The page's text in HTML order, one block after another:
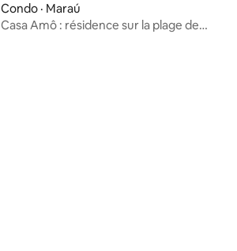
Condo · Maraú
Casa Amô : résidence sur la plage de